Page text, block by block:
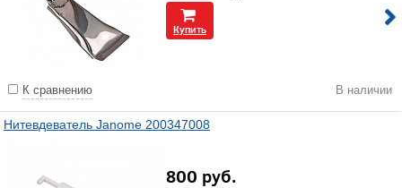
Купить
К сравнению В наличии
Нитевдеватель Janome 200347008
800 руб.